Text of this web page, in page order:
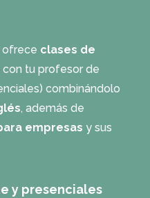
ofrece clases de
con tu profesor de
combinándolo
, además de
empresas y sus
y presenciales